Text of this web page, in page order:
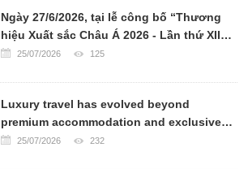
Ngày 27/6/2026, tại lễ công bố “Thương
hiệu Xuất sắc Châu Á 2026 - Lần thứ XII”,
CÔNG TY VẬN CHUYỂN QUỐC TẾ PHAN
CHUYỂN UY TÍN CHÂU Á 2026.
25/07/2026 125
Luxury travel has evolved beyond
premium accommodation and exclusive
transportation. Today, sophisticated
25/07/2026 232